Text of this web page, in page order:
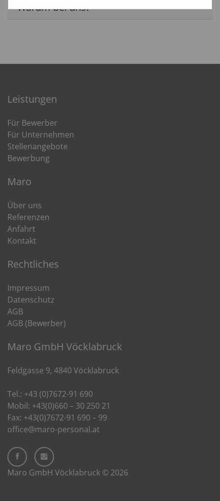
Warum bei uns?
Leistungen
Für Bewerber
Für Unternehmen
Stellenangebote
Bewerbung
Maro
Über uns
Referenzen
Anfahrt
Kontakt
Rechtliches
Impressum
Datenschutz
AGB
AGB (Bewerber)
Maro GmbH Vöcklabruck
Feldgasse 9, 4840 Vöcklabruck
Tel.: +43 (0)7672-91 690
Mobil: +43(0)660 – 30 250 21
Fax: +43(0)7672-91 690 – 99
office@maro-personal.at
Maro GmbH Vöcklabruck © 2026